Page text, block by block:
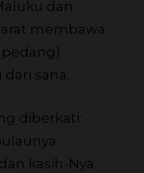
dan
membawa
sana.
diberkati:
kasih-Nya